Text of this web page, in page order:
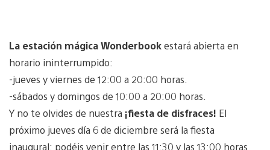
La estación mágica Wonderbookestará abierta en
horario ininterrumpido:
-jueves y viernes de 12:00 a 20:00 horas.
-sábados y domingos de 10:00 a 20:00 horas.
Y no te olvides de nuestra ¡fiesta de disfraces! El
próximo jueves día 6 de diciembre será la fiesta
inaugural: podéis venir entre las 11:30 y las 13:00 horas